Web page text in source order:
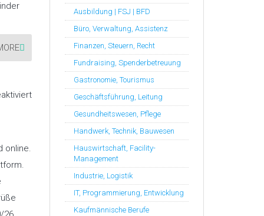
für
„Stellenangebote
online.
Ausbildung | FSJ | BFD
Büro, Verwaltung, Assistenz
Finanzen, Steuern, Recht
Fundraising, Spenderbetreuung
Gastronomie, Tourismus
Geschäftsführung, Leitung
Gesundheitswesen, Pflege
Handwerk, Technik, Bauwesen
Hauswirtschaft, Facility-
Management
Industrie, Logistik
IT, Programmierung, Entwicklung
Kaufmännische Berufe